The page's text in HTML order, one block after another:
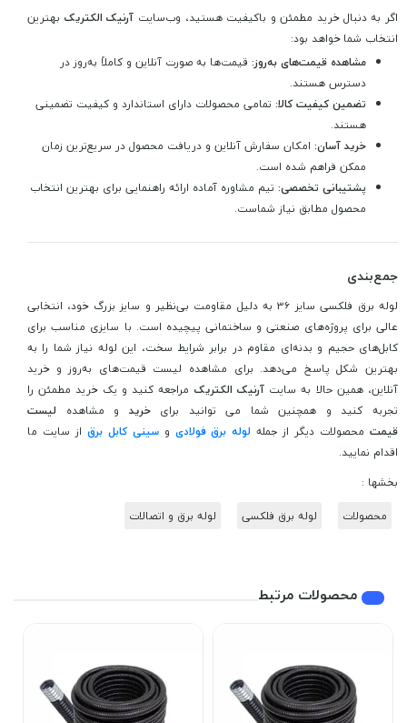
اگر به دنبال خرید مطمئن و باکیفیت هستید، وب‌سایت آرنیک الکتریک بهترین
انتخاب شما خواهد بود:
مشاهده قیمت‌های به‌روز: قیمت‌ها به ‌صورت آنلاین و کاملاً به‌روز در
دسترس هستند.
تضمین کیفیت کالا: تمامی محصولات دارای استاندارد و کیفیت تضمینی
هستند.
خرید آسان: امکان سفارش آنلاین و دریافت محصول در سریع‌ترین زمان
ممکن فراهم شده است.
پشتیبانی تخصصی: تیم مشاوره آماده ارائه راهنمایی برای بهترین انتخاب
محصول مطابق نیاز شماست.
جمع‌بندی
لوله برق فلکسی سایز 36 به دلیل مقاومت بی‌نظیر و سایز بزرگ خود، انتخابی
عالی برای پروژه‌های صنعتی و ساختمانی پیچیده است. با سایزی مناسب برای
کابل‌های حجیم و بدنه‌ای مقاوم در برابر شرایط سخت، این لوله نیاز شما را به
بهترین شکل پاسخ می‌دهد. برای مشاهده لیست قیمت‌های به‌روز و خرید
آنلاین، همین حالا به سایت آرنیک الکتریک مراجعه کنید و یک خرید مطمئن را
تجربه کنید و همچنین شما می توانید برایخرید و مشاهده لیست
قیمتمحصولات دیگر از جمله لوله برق فولادی وسینی کابل برق از سایت ما
اقدام نمایید.
بخشها :
محصولات
لوله برق فلکسی لوله برق و اتصالات
محصولات مرتبط